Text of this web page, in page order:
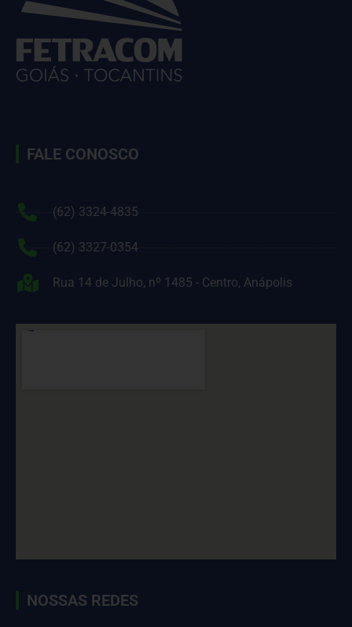
FALE CONOSCO
(62) 3324-4835
(62) 3327-0354
Rua 14 de Julho, nº 1485 - Centro, Anápolis
NOSSAS REDES